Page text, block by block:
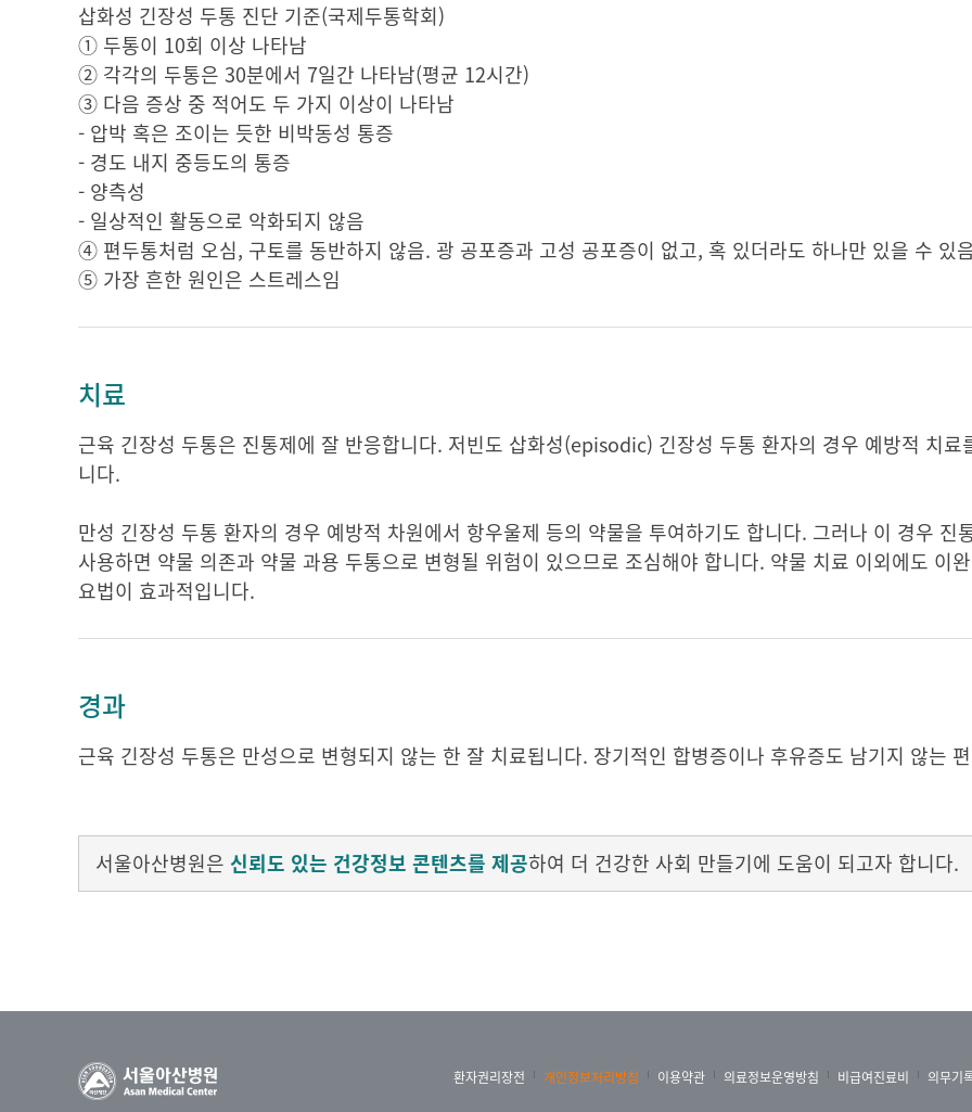
삽화성 긴장성 두통 진단 기준(국제두통학회)
① 두통이 10회 이상 나타남
② 각각의 두통은 30분에서 7일간 나타남(평균 12시간)
③ 다음 증상 중 적어도 두 가지 이상이 나타남
- 압박 혹은 조이는 듯한 비박동성 통증
- 경도 내지 중등도의 통증
- 양측성
- 일상적인 활동으로 악화되지 않음
④ 편두통처럼 오심, 구토를 동반하지 않음. 광 공포증과 고성 공포증이 없고, 혹 있더라도 하나만 있을 수 있
⑤ 가장 흔한 원인은 스트레스임
치료
근육 긴장성 두통은 진통제에 잘 반응합니다. 저빈도 삽화성(episodic) 긴장성 두통 환자의 경우 예방적 치료
니다.
만성 긴장성 두통 환자의 경우 예방적 차원에서 항우울제 등의 약물을 투여하기도 합니다. 그러나 이 경우 진
사용하면 약물 의존과 약물 과용 두통으로 변형될 위험이 있으므로 조심해야 합니다. 약물 치료 이외에도 이
요법이 효과적입니다.
경과
근육 긴장성 두통은 만성으로 변형되지 않는 한 잘 치료됩니다. 장기적인 합병증이나 후유증도 남기지 않는
서울아산병원은 신뢰도 있는 건강정보 콘텐츠를 제공하여 더 건강한 사회 만들기에 도움이 되고자 합니다.
환자권리장전 개인정보처리방침 이용약관 의료정보운영방침 비급여진료비 의무기